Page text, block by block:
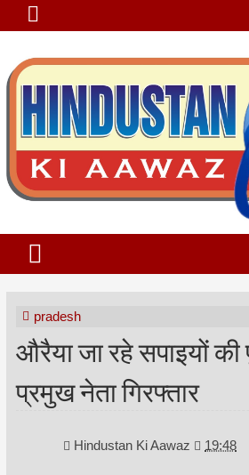
pradesh
औरैया जा रहे सपाइयों
प्रमुख नेता गिरफ्तार
Hindustan Ki Aawaz 19:48